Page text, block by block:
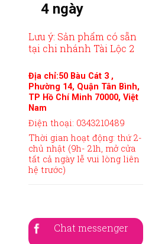
4 ngày
Lưu ý: Sản phẩm có sẵn
tại chi nhánh Tài Lộc 2
Địa chỉ:50 Bàu Cát 3 ,
Phường 14, Quận Tân Bình,
TP Hồ Chí Minh 70000, Việt
Nam
Điện thoại: 0343210489
Thời gian hoạt động: thứ 2-
chủ nhật (9h- 21h, mở cửa
tất cả ngày lễ vui lòng liên
hệ trước)
Chat messenger